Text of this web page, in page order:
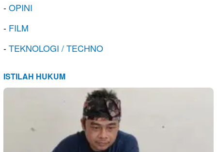
-OPINI
- FILM
-TEKNOLOGI / TECHNO
ISTILAH HUKUM